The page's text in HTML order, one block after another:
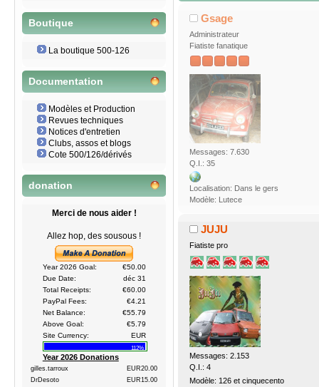
Boutique
La boutique 500-126
Documentation
Modèles et Production
Revues techniques
Notices d'entretien
Clubs, assos et blogs
Cote 500/126/dérivés
donation
Merci de nous aider !
Allez hop, des sousous !
Year 2026 Goal:
€50.00
Due Date:
déc 31
Total Receipts:
€60.00
PayPal Fees:
€4.21
Net Balance:
€55.79
Above Goal:
€5.79
Site Currency:
EUR
112%
Year 2026 Donations
gilles.tarroux
EUR20.00
DrDesoto
EUR15.00
Gsage
Administrateur
Fiatiste fanatique
Messages: 7.630
Q.I.: 35
Localisation: Dans le gers
Modèle: Lutece
JUJU
Fiatiste pro
Messages: 2.153
Q.I.: 4
Modèle: 126 et cinquecento